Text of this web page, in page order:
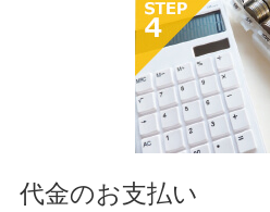
代金のお支払い